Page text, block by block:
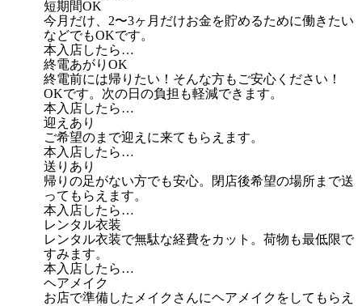
短期間OK
今月だけ、2〜3ヶ月だけお金を貯めるために働きたい
などでもOKです。
本入店したら…
終電あがりOK
終電前には帰りたい！そんな方もご安心ください！
OKです。次の日の負担も軽減できます。
本入店したら…
迎えあり
ご希望のまで迎えに来てもらえます。
本入店したら…
送りあり
帰りの足がない方でも安心。閉店後希望の場所まで送
ってもらえます。
本入店したら…
レンタル衣装
レンタル衣装で無駄な経費をカット。荷物も最低限で
すみます。
本入店したら…
ヘアメイク
お店で準備したメイクさんにヘアメイクをしてもらえ